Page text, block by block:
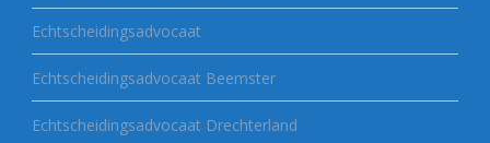
Echtscheidingsadvocaat
Echtscheidingsadvocaat Beemster
Echtscheidingsadvocaat Drechterland